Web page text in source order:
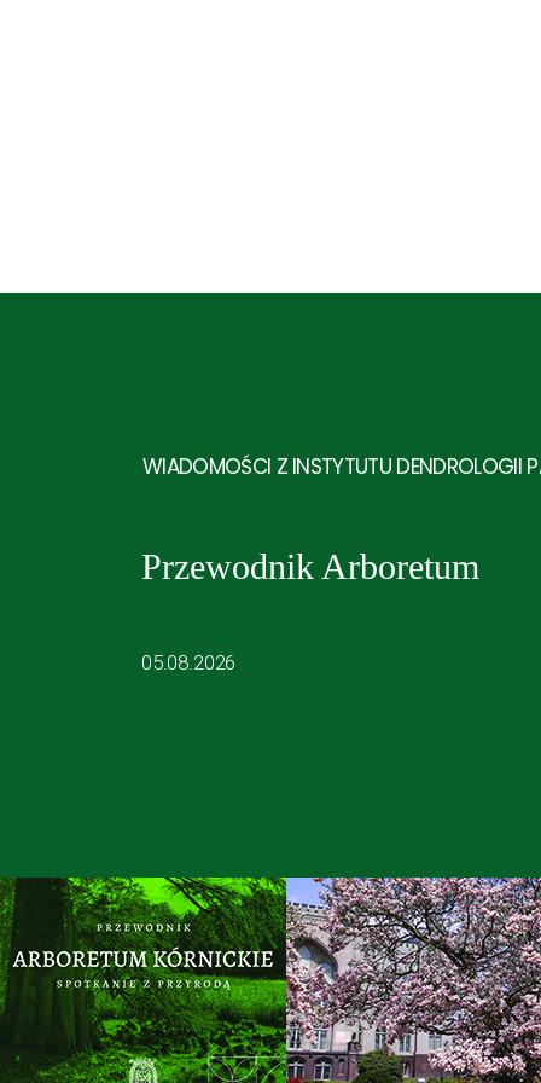
WIADOMOŚCI Z INSTYTUTU DENDROLOGII
Przewodnik Arboretum
05.08.2026